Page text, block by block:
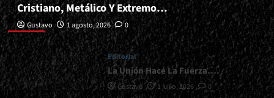
Editorial
Cristiano, Metálico Y Extremo…
Gustavo 1 agosto, 2026 0
Editorial
La Unión Hace La Fuerza….
Gustavo 1 julio, 2026 0